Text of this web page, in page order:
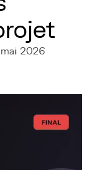
mai 2026